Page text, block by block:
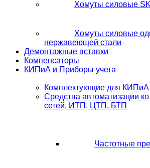
Хомуты силовые
Хомуты силовые
нержавеющей стали
Демонтажные вставки
Компенсаторы
КИПиА и Приборы учета
Комплектующие для КИПиА
Средства автоматизации
сетей, ИТП, ЦТП, БТП
Частотные